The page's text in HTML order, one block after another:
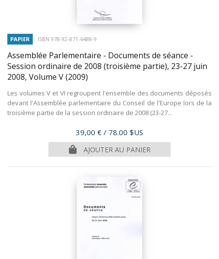
PAPIER ISBN 978-92-871-6488-9
Assemblée Parlementaire - Documents de séance -
Session ordinaire de 2008 (troisième partie), 23-27 juin
2008, Volume V(2009)
Les volumes V et VI regroupent l'ensemble des documents déposés
devant l'Assemblée parlementaire du Conseil de l'Europe lors de la
troisième partie de la session ordinaire de 2008 (23-27...
Prix
39,00 € / 78.00 $US
AJOUTER AU PANIER